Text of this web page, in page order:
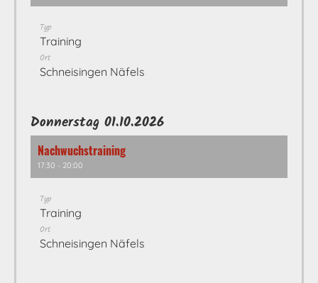
Typ
Training
Ort
Schneisingen Näfels
Donnerstag 01.10.2026
Nachwuchstraining
17:30 - 20:00
Typ
Training
Ort
Schneisingen Näfels